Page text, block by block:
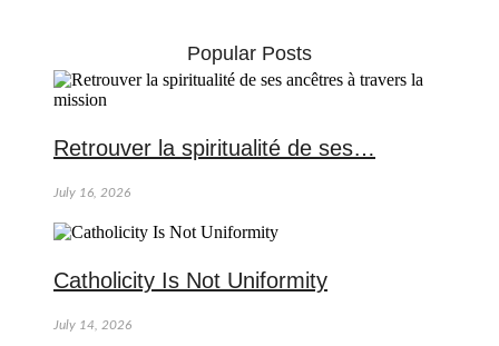
Popular Posts
Retrouver la spiritualité de ses…
July 16, 2026
Catholicity Is Not Uniformity
July 14, 2026